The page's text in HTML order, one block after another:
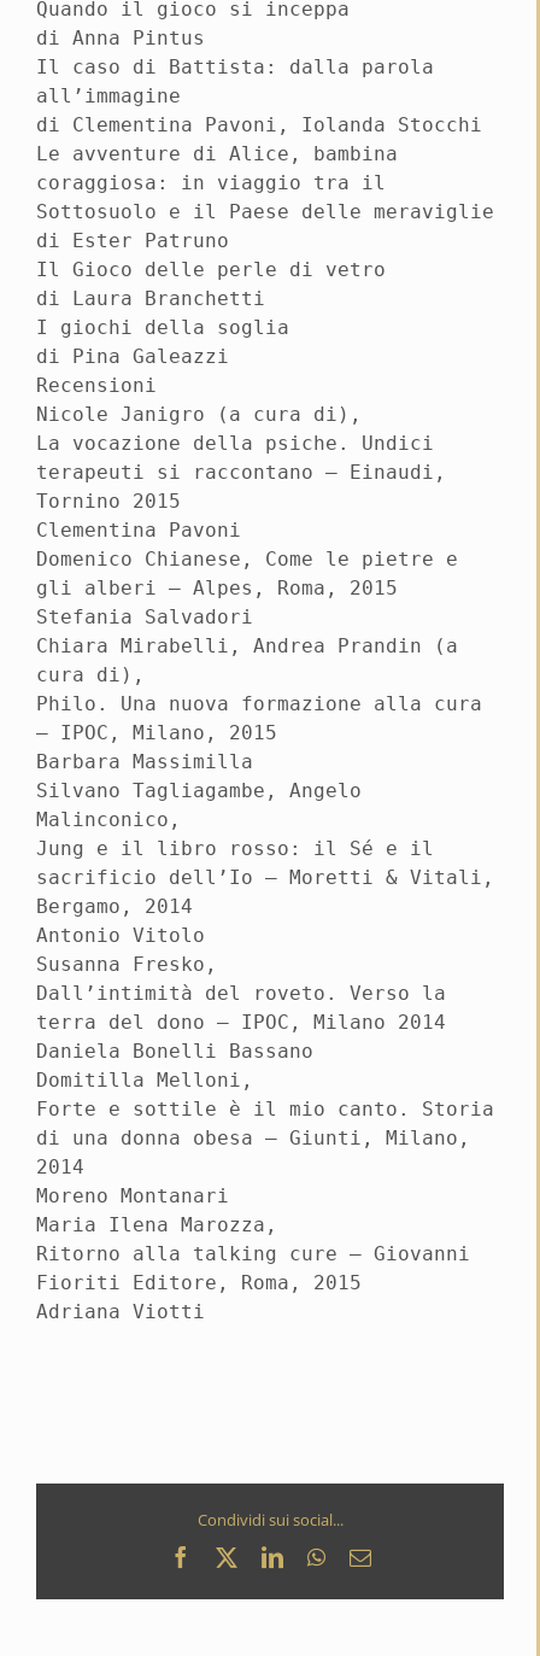
Quando il gioco si inceppa
di Anna Pintus
Il caso di Battista: dalla parola
all’immagine
di Clementina Pavoni, Iolanda Stocchi
Le avventure di Alice, bambina
coraggiosa: in viaggio tra il
Sottosuolo e il Paese delle meraviglie
di Ester Patruno
Il Gioco delle perle di vetro
di Laura Branchetti
I giochi della soglia
di Pina Galeazzi
Recensioni
Nicole Janigro (a cura di),
La vocazione della psiche. Undici
terapeuti si raccontano – Einaudi,
Tornino 2015
Clementina Pavoni
Domenico Chianese, Come le pietre e
gli alberi – Alpes, Roma, 2015
Stefania Salvadori
Chiara Mirabelli, Andrea Prandin (a
cura di),
Philo. Una nuova formazione alla cura
– IPOC, Milano, 2015
Barbara Massimilla
Silvano Tagliagambe, Angelo
Malinconico,
Jung e il libro rosso: il Sé e il
sacrificio dell’Io – Moretti & Vitali,
Bergamo, 2014
Antonio Vitolo
Susanna Fresko,
Dall’intimità del roveto. Verso la
terra del dono – IPOC, Milano 2014
Daniela Bonelli Bassano
Domitilla Melloni,
Forte e sottile è il mio canto. Storia
di una donna obesa – Giunti, Milano,
2014
Moreno Montanari
Maria Ilena Marozza,
Ritorno alla talking cure – Giovanni
Fioriti Editore, Roma, 2015
Adriana Viotti
Condividi sui social...
Facebook
X LinkedInWhatsApp
Email